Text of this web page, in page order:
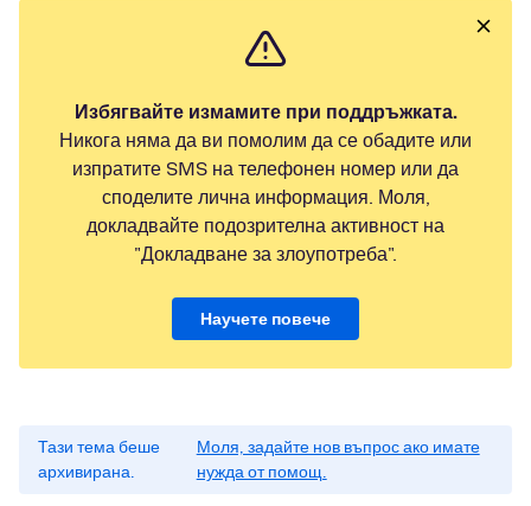
Избягвайте измамите при поддръжката.
Никога няма да ви помолим да се обадите или
изпратите SMS на телефонен номер или да
споделите лична информация. Моля,
докладвайте подозрителна активност на
"Докладване за злоупотреба".
Научете повече
Тази тема беше
архивирана.
Моля, задайте нов въпрос ако имате
нужда от помощ.